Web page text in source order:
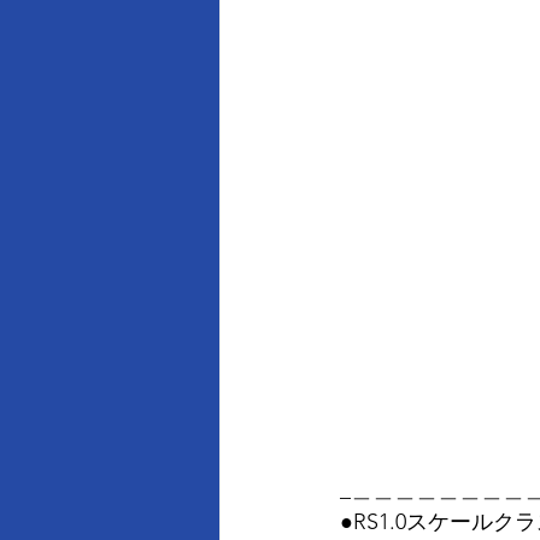
●RS1.0スケールク